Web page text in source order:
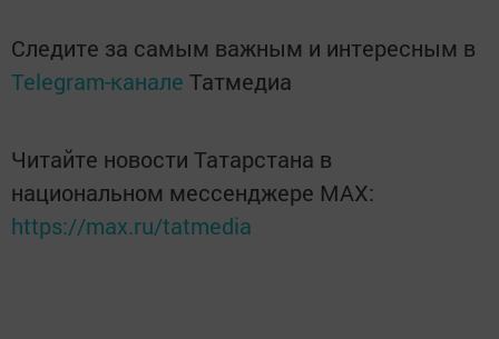
Следите за самым важным и интересным в
Telegram-канале Татмедиа
Читайте новости Татарстана в
национальном мессенджере MАХ:
https://max.ru/tatmedia